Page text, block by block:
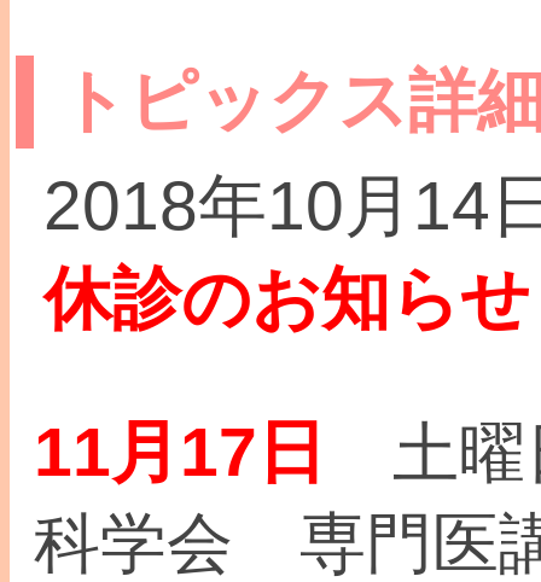
トピックス詳
2018年10月14
休診のお知らせ
11月17日
土曜
科学会 専門医